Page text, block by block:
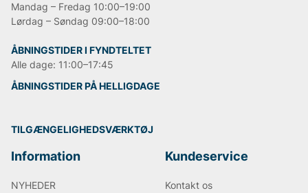
Mandag – Fredag 10:00–19:00
Lørdag – Søndag 09:00–18:00
ÅBNINGSTIDER I FYNDTELTET
Alle dage: 11:00–17:45
ÅBNINGSTIDER PÅ HELLIGDAGE
TILGÆNGELIGHEDSVÆRKTØJ
Information
NYHEDER
Kundeservice
Kontakt os